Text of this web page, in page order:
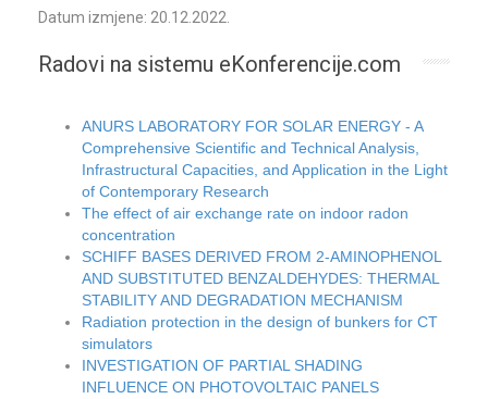
Datum izmjene: 20.12.2022.
Radovi na sistemu eKonferencije.com
ANURS LABORATORY FOR SOLAR ENERGY - A
Comprehensive Scientific and Technical Analysis,
Infrastructural Capacities, and Application in the Light
of Contemporary Research
The effect of air exchange rate on indoor radon
concentration
SCHIFF BASES DERIVED FROM 2-AMINOPHENOL
AND SUBSTITUTED BENZALDEHYDES: THERMAL
STABILITY AND DEGRADATION MECHANISM
Radiation protection in the design of bunkers for CT
simulators
INVESTIGATION OF PARTIAL SHADING
INFLUENCE ON PHOTOVOLTAIC PANELS